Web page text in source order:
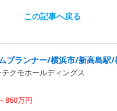
この記事へ戻る
プランナー/横浜市/新高島駅/
クモホールディングス
860万円